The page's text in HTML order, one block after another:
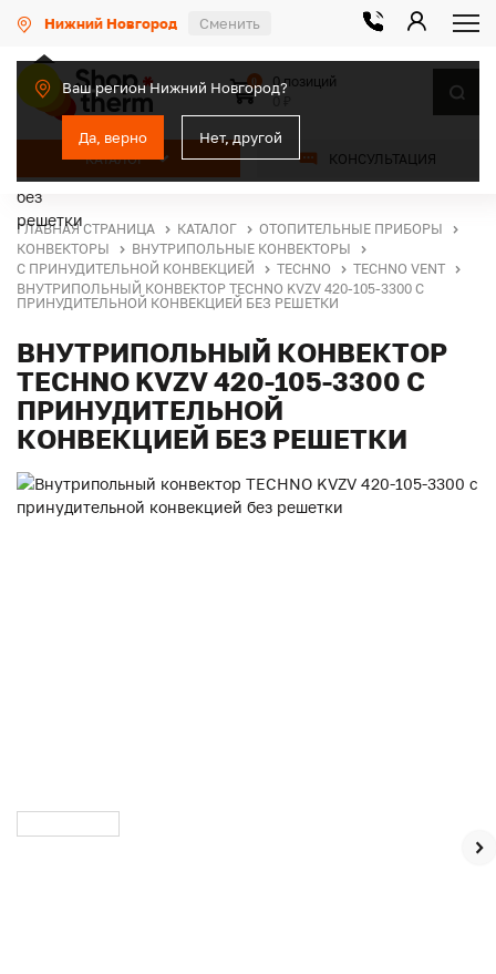
Нижний Новгород Сменить
Ваш регион Нижний Новгород?
Да, верно Нет, другой
КАТАЛОГ КОНСУЛЬТАЦИЯ
0
0 позиций
ГЛАВНАЯ СТРАНИЦА КАТАЛОГ
ОТОПИТЕЛЬНЫЕ ПРИБОРЫ
КОНВЕКТОРЫ
ВНУТРИПОЛЬНЫЕ КОНВЕКТОРЫ
С ПРИНУДИТЕЛЬНОЙ КОНВЕКЦИЕЙ
TECHNO
TECHNO VENT
ВНУТРИПОЛЬНЫЙ КОНВЕКТОР TECHNO KVZV 420-105-3300 С
ПРИНУДИТЕЛЬНОЙ КОНВЕКЦИЕЙ БЕЗ РЕШЕТКИ
ВНУТРИПОЛЬНЫЙ КОНВЕКТОР
TECHNO KVZV 420-105-3300 С
ПРИНУДИТЕЛЬНОЙ
КОНВЕКЦИЕЙ БЕЗ РЕШЕТКИ